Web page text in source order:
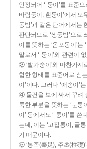
인정되어 ‘-둥이’를 표준
바람둥이, 흰둥이’에서 모
동밤’과 같은 단어에서는
판단되므로 ‘쌍둥밤’으로
이를 뜻하는 ‘옴포동이’는
말로서 ‘-둥이’와 관련이
③ ‘발가숭이’와 마찬가지
합한 형태를 표준어로 삼
이’이다. 그러나 ‘애송이’
④ 물건을 보에 싸서 꾸려
룩한 부분을 뜻하는 ‘눈퉁
이’ 등에서도 ‘-퉁이’를 쓴
는데, 이는 ‘고집통이, 골통
기 때문이다.
⑤ ‘봉족(奉足), 주초(柱礎